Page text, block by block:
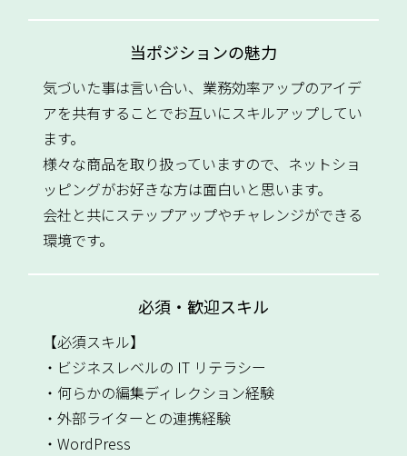
当ポジションの魅力
気づいた事は言い合い、業務効率アップのアイデ
アを共有することでお互いにスキルアップしてい
ます。
様々な商品を取り扱っていますので、ネットショ
ッピングがお好きな方は面白いと思います。
会社と共にステップアップやチャレンジができる
環境です。
必須・歓迎スキル
【必須スキル】
・ビジネスレベルの IT リテラシー
・何らかの編集ディレクション経験
・外部ライターとの連携経験
・WordPress